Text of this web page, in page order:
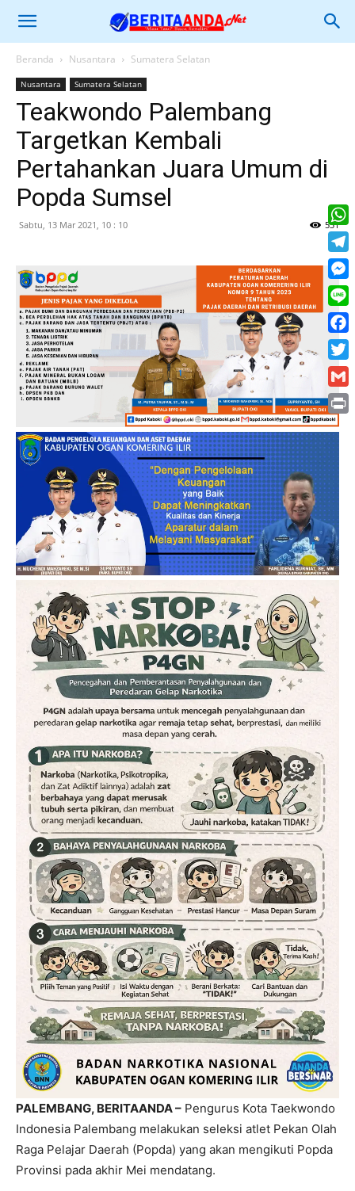
Beranda Nusantara Sumatera Selatan
Nusantara Sumatera Selatan
Teakwondo Palembang
Targetkan Kembali
Pertahankan Juara Umum di
Popda Sumsel
Sabtu, 13 Mar 2021, 10 : 10 531
PALEMBANG, BERITAANDA – Pengurus Kota Taekwondo
Indonesia Palembang melakukan seleksi atlet Pekan Olah
Raga Pelajar Daerah (Popda) yang akan mengikuti Popda
Provinsi pada akhir Mei mendatang.
Line
Print